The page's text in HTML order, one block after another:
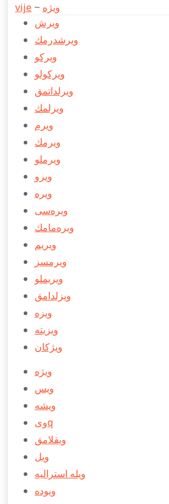
vije ~ ویژه
ویرش
ویرشدرمك
ویركو
ویركولو
ویرلداتمق
ویرلمك
ویرم
ویرمك
ویرملو
ویرو
ویره
ویره‌سی
ویره‌مامك
ویریم
ویرمسز
ویریملو
ویزلدامق
ویزه
ویزیته
ویژكان
ویژه
ویس
ویشه
ویq
ویقلامق
ویل
ویله استراليه
ویوده